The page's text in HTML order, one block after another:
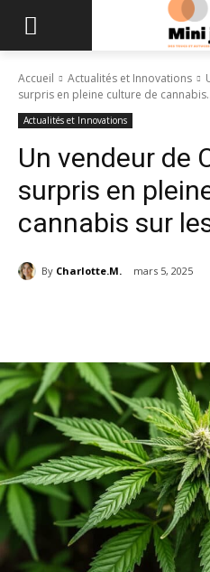
Accueil Actualités et Innovations
surpris en pleine culture de
Actualités et Innovations
Un vendeur de
surpris en
cannabis sur
By Charlotte.M. mars 5, 2025